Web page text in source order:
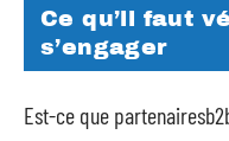
Ce qu’il faut
s’engager
Est-ce que